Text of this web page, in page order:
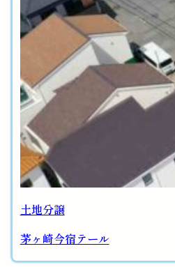
土地分譲
茅ヶ崎今宿テール